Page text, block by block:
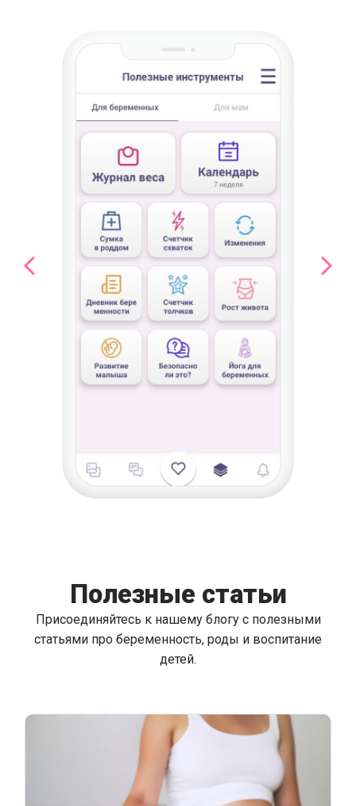
Полезные статьи
Присоединяйтесь к нашему блогу с полезными
статьями про беременность, роды и воспитание
детей.